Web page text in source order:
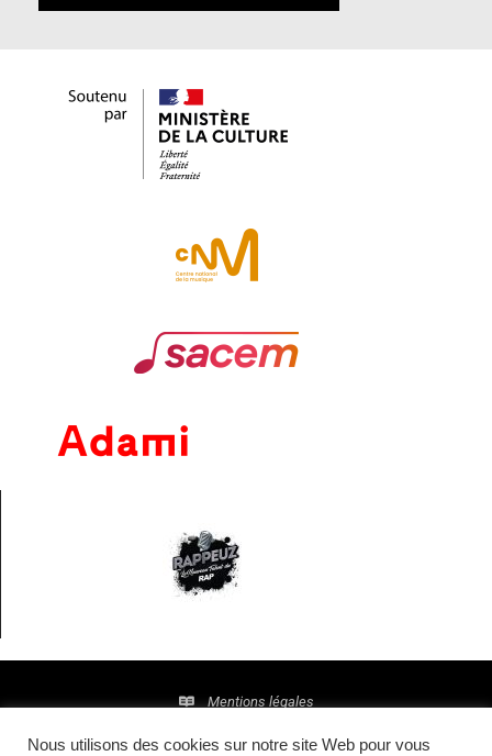
Mentions légales
Politique de confidentialité
Nous utilisons des cookies sur notre site Web pour vous